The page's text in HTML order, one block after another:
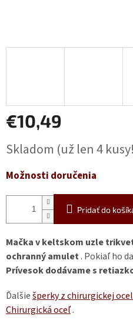
€10,49
cena:
Skladom (už len 4
Možnosti doručenia
Pridať do
Mačka v keltskom uzle
ochranný amulet. Pokiaľ ho
Prívesok dodávame s
Ďalšiešperky z chirurgickej
Chirurgická oceľ.